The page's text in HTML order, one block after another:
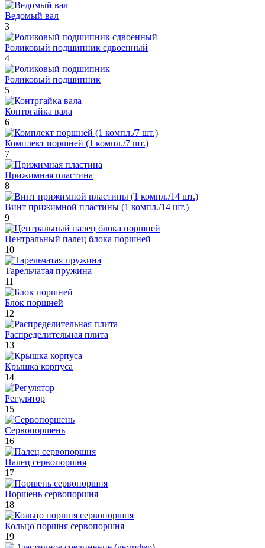
Ведомый вал
3
Роликовый подшипник сдвоенный
4
Роликовый подшипник
5
Контргайка вала
6
Комплект поршней (1 компл./7 шт.)
7
Прижимная пластина
8
Винт прижимной пластины (1 компл./14 шт.)
9
Центральный палец блока поршней
10
Тарельчатая пружина
11
Блок поршней
12
Распределительная плита
13
Крышка корпуса
14
Регулятор
15
Сервопоршень
16
Палец сервопоршня
17
Поршень сервопоршня
18
Кольцо поршня сервопоршня
19